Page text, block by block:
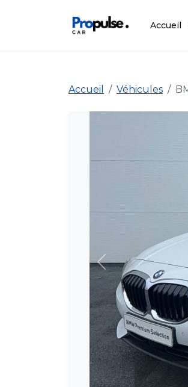
Accueil
Accueil Véhicules
Précédent